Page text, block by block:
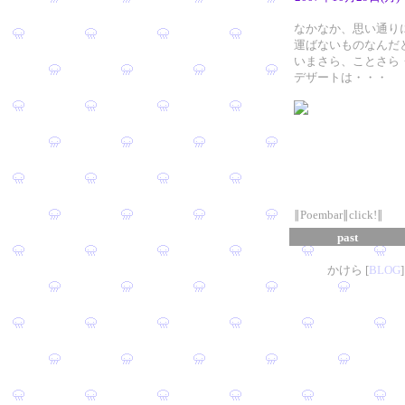
なかなか、思い通り
運ばないものなんだ
いまさら、ことさら
デザートは・・・
∥Poembar∥click!∥
past
かけら [BLOG